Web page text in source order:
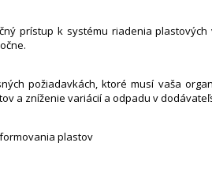
prístup k systému riadenia
požiadavkách, ktoré musí vaša
a zníženie variácií a odpadu v
plastov